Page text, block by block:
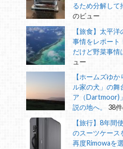
るため分解して
のビュー
【旅食】太平
事情をレポー
だけど野菜事情
ュー
【ホームズゆ
ル家の犬」の舞
ア（Dartmoor)
説の地へ。
38
【旅行】8年間
のスーツケース
再度Rimowaを